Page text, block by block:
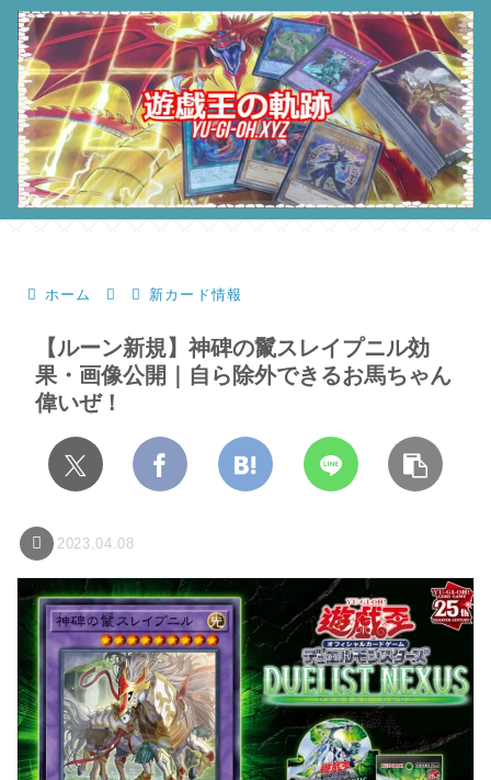
ホーム 新カード情報
【ルーン新規】神碑の鬣スレイプニル効
果・画像公開｜自ら除外できるお馬ちゃん
偉いぜ！
2023.04.08